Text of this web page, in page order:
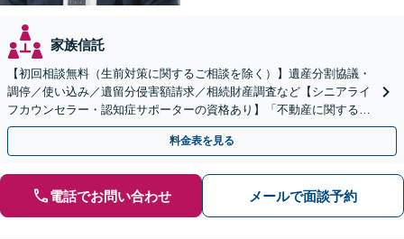
家族信託
【初回相談無料（生前対策に関するご相談を除く）】遺産分割協議・
調停／使い込み／遺留分侵害額請求／相続財産調査など【シニアライ
フカウンセラー・認知症サポーターの資格あり】「不動産に関する相
続もお任せください」【当日・夜間相談可（要相談）】
料金表を見る
電話でお問い合わせ メールで面談予約